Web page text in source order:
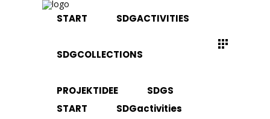
START SDGactivities
START SDGACTIVITIES
SDGCOLLECTIONS
PROJEKTIDEE SDGS